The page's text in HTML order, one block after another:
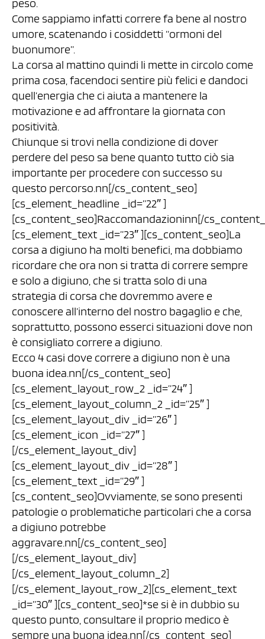
peso.
Come sappiamo infatti correre fa bene al nostro
umore, scatenando i cosiddetti “ormoni del
buonumore”.
La corsa al mattino quindi li mette in circolo come
prima cosa, facendoci sentire più felici e dandoci
quell’energia che ci aiuta a mantenere la
motivazione e ad affrontare la giornata con
positività.
Chiunque si trovi nella condizione di dover
perdere del peso sa bene quanto tutto ciò sia
importante per procedere con successo su
questo percorso.nn[/cs_content_seo]
[cs_element_headline _id=”22″ ]
[cs_content_seo]Raccomandazioninn[/
[cs_element_text _id=”23″ ][cs_content_seo]La
corsa a digiuno ha molti benefici, ma dobbiamo
ricordare che ora non si tratta di correre sempre
e solo a digiuno, che si tratta solo di una
strategia di corsa che dovremmo avere e
conoscere all’interno del nostro bagaglio e che,
soprattutto, possono esserci situazioni dove non
è consigliato correre a digiuno.
Ecco 4 casi dove correre a digiuno non è una
buona idea.nn[/cs_content_seo]
[cs_element_layout_row_2 _id=”24″ ]
[cs_element_layout_column_2 _id=”25″ ]
[cs_element_layout_div _id=”26″ ]
[cs_element_icon _id=”27″ ]
[/cs_element_layout_div]
[cs_element_layout_div _id=”28″ ]
[cs_element_text _id=”29″ ]
[cs_content_seo]Ovviamente, se sono presenti
patologie o problematiche particolari che a corsa
a digiuno potrebbe
aggravare.nn[/cs_content_seo]
[/cs_element_layout_div]
[/cs_element_layout_column_2]
[/cs_element_layout_row_2][cs_element_text
_id=”30″ ][cs_content_seo]*se si è in dubbio su
questo punto, consultare il proprio medico è
sempre una buona idea.nn[/cs_content_seo]